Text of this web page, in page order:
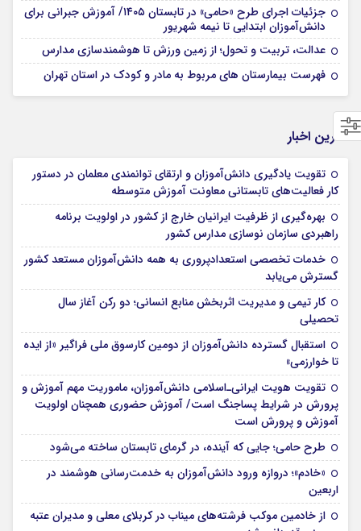
جزئیات اجرای طرح «حامی» در تابستان ۱۴۰۵/ آموزش جبرانی برای
دانش‌آموزان ابتدایی تا نیمه شهریور
عدالت، تربیت و تحول؛ از زمین ورزش تا هوشمندسازی مدارس
فهرست بیمارستان های مربوط به مادر و کودک در استان تهران
آخرین اخبار
تقویت یادگیری دانش‌آموزان و ارتقای توانمندی معلمان در دستور
کار فعالیت‌های تابستانی معاونت آموزش متوسطه
بهره‌گیری از ظرفیت ایرانیان خارج از کشور در اولویت برنامه
راهبردی سازمان نوسازی مدارس کشور
خدمات تخصصی استعدادپروری به همه دانش‌آموزان مستعد کشور
گسترش می‌یابد
کار تیمی و مدیریت اثربخش منابع انسانی؛ دو رکن آغاز سال
تحصیلی
استقبال گسترده دانش‌آموزان از دومین کارسوق ملی فراگیر «از ایده
تا خوارزمی»
تقویت هویت ایرانی‌ـ‌اسلامی دانش‌آموزان، ماموریت مهم آموزش و
پرورش در شرایط پساجنگ است/ آموزش حضوری همچنان اولویت
آموزش و پرورش است
طرح حامی؛ جایی که آینده، در گرمای تابستان ساخته می‌شود
«خادم»؛ دروازه ورود دانش‌آموزان به خدمت‌رسانی هوشمند در
اربعین
از خادمین موکب فرشته‌های میناب در کربلای معلی و مدیران عتبه